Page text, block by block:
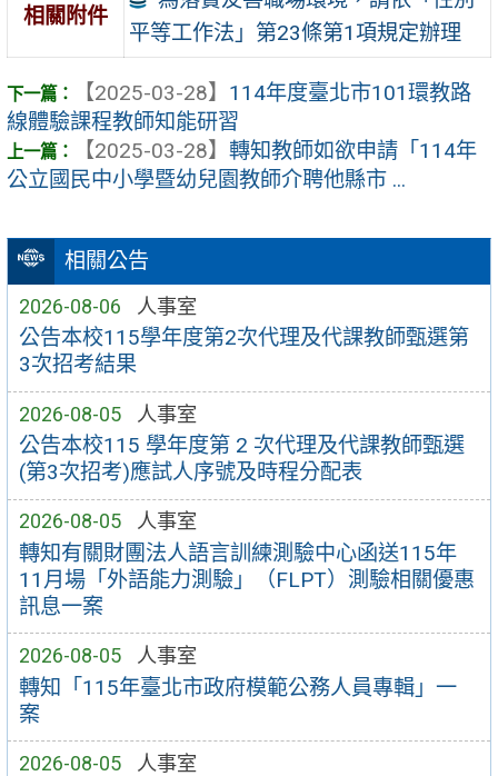
相關公告
2026-08-06 人事室
公告本校115學年度第2次代理及代課教師甄選第
3次招考結果
2026-08-05 人事室
公告本校115 學年度第 2 次代理及代課教師甄選
(第3次招考)應試人序號及時程分配表
2026-08-05 人事室
轉知有關財團法人語言訓練測驗中心函送115年
11月場「外語能力測驗」（FLPT）測驗相關優惠
訊息一案
2026-08-05 人事室
轉知「115年臺北市政府模範公務人員專輯」一
案
2026-08-05 人事室
相關附件
平等工作法」第23條第1項規定辦理
【2025-03-28】 114年度臺北市101環教路
線體驗課程教師知能研習
【2025-03-28】 轉知教師如欲申請「114年
公立國民中小學暨幼兒園教師介聘他縣市 ...